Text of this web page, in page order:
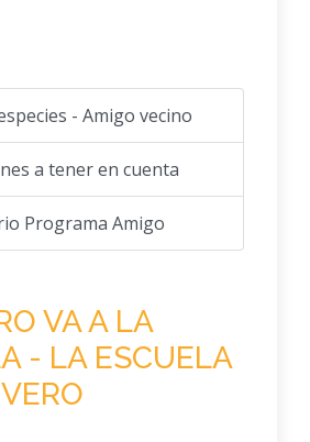
- Amigo vecino
a tener en cuenta
Programa Amigo
VA A LA
- LA ESCUELA